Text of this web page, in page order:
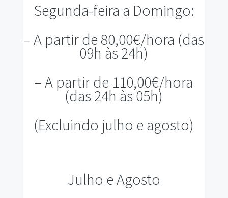
Segunda-feira a Domingo:
– A partir de 80,00€/hora (das
09h às 24h)
– A partir de 110,00€/hora
(das 24h às 05h)
(Excluindo julho e agosto)
Julho e Agosto